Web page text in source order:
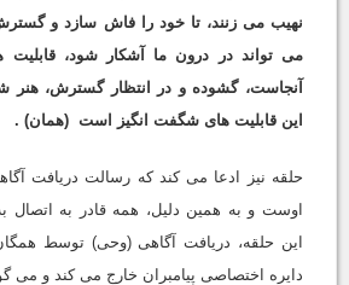
نهیب می زنند، تا خود را فاش سازد و
می تواند در درون ما آشکار شود،
آنجاست، گشوده و در انتظار گسترش، هنر
این قابلیت های شگفت انگیز است (همان) .
حلقه نیز ادعا می کند که رسالت دریافت
اوست و به همین دلیل، همه قادر به اتصال
این حلقه، دریافت آگاهی (وحی) توسط
دایره اختصاصی پیامبران خارج می کند و می